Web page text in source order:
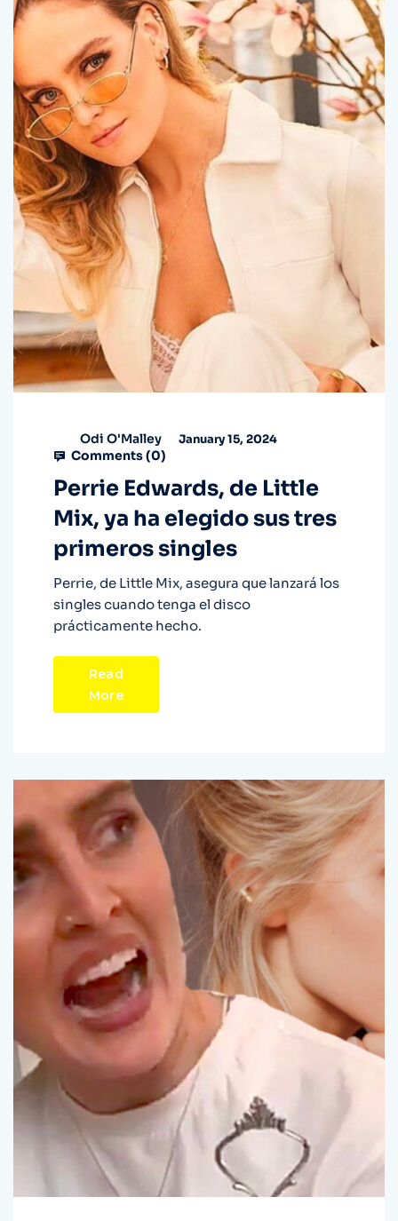
Odi O'Malley January 15, 2024
Comments (0)
Perrie Edwards, de Little
Mix, ya ha elegido sus tres
primeros singles
Perrie, de Little Mix, asegura que lanzará los
singles cuando tenga el disco
prácticamente hecho.
Read
More